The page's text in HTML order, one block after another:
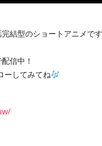
結型のショートアニメで
信中！
ーしてみてね